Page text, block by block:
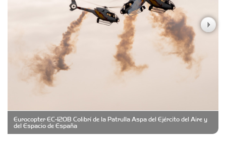
Casa Berta
Clima Castelar
CONSERVAS YAMASIRO
Cubanico´s - Cubanitos Rellenos!
Eurocopter EC-120B Colibrí de la Patrulla Aspa del Ejército del Aire y
del Espacio de España